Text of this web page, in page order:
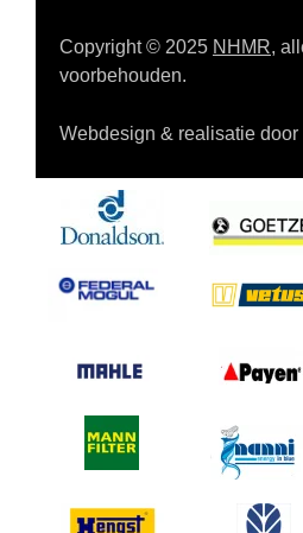
Copyright © 2025 NHMR,
voorbehouden.
Webdesign & realisatie door